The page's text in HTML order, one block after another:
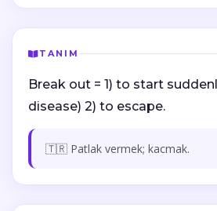
TANIM
Break out = 1) to start
disease) 2) to escape.
🇹🇷 Patlak vermek; kacmak.